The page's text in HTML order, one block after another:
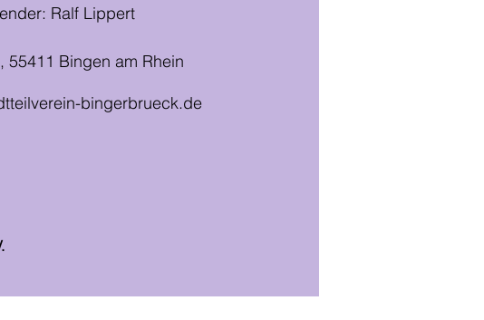
Ralf Lippert
55411 Bingen am Rhein
bingerbrueck.de